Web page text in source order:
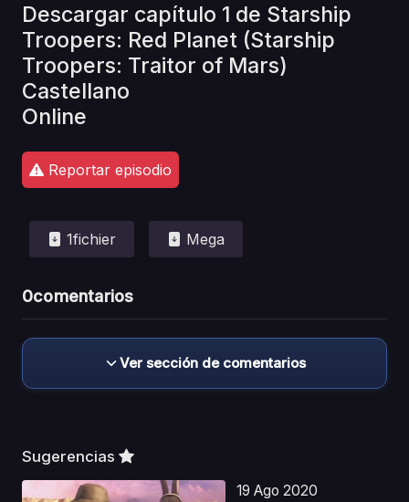
Descargar capítulo 1 de Starship
Troopers: Red Planet (Starship
Troopers: Traitor of Mars)
Castellano
Online
Reportar episodio
1fichier Mega
0comentarios
Ver sección de comentarios
Sugerencias
19 Ago 2020